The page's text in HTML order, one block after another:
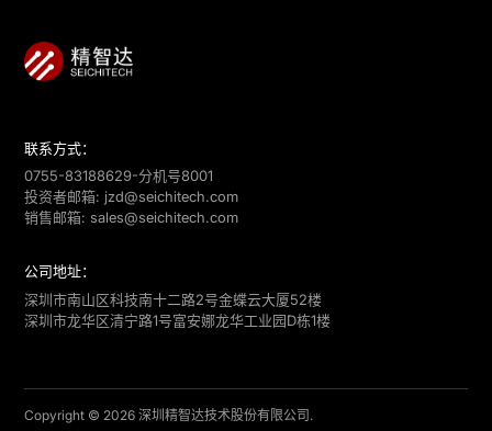
联系方式：
0755-83188629-分机号8001
投资者邮箱: jzd@seichitech.com
销售邮箱: sales@seichitech.com
公司地址：
深圳市南山区科技南十二路2号金蝶云大厦52楼
深圳市龙华区清宁路1号富安娜龙华工业园D栋1楼
Copyright © 2026 深圳精智达技术股份有限公司.